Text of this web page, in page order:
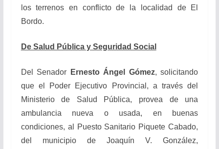
los terrenos en conflicto de la localidad de El
Bordo.
De Salud Pública y Seguridad Social
Del Senador Ernesto Ángel Gómez, solicitando
que el Poder Ejecutivo Provincial, a través del
Ministerio de Salud Pública, provea de una
ambulancia nueva o usada, en buenas
condiciones, al Puesto Sanitario Piquete Cabado,
del municipio de Joaquín V. González,